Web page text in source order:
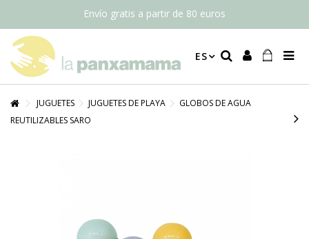
Envío gratis a partir de 80 euros
ES
JUGUETES JUGUETES DE PLAYA
GLOBOS DE AGUA
REUTILIZABLES SARO